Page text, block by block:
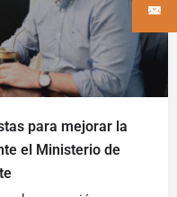
para mejorar la
el Ministerio de